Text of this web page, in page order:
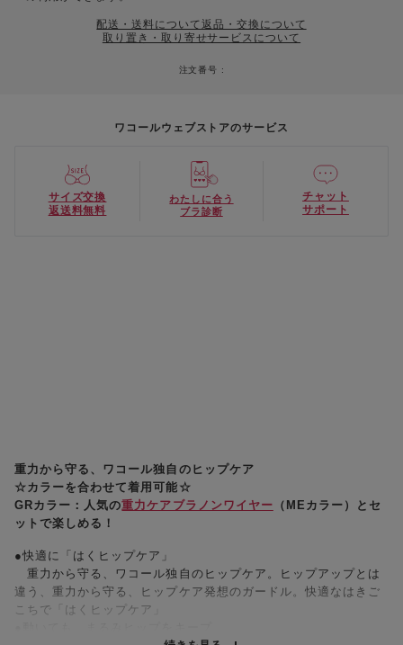
配送・送料について返品・交換について
取り置き・取り寄せサービスについて
注文番号 :
ワコールウェブストアのサービス
サイズ交換
返送料無料
わたしに合う
ブラ診断
チャット
サポート
重力から守る、ワコール独自のヒップケア
☆カラーを合わせて着用可能☆
GRカラー：人気の重力ケアブラノンワイヤー （MEカラー）とセ
ットで楽しめる！
●快適に「はくヒップケア」
重力から守る、ワコール独自のヒップケア。ヒップアップとは
違う、重力から守る、ヒップケア発想のガードル。快適なはきご
こちで「はくヒップケア」